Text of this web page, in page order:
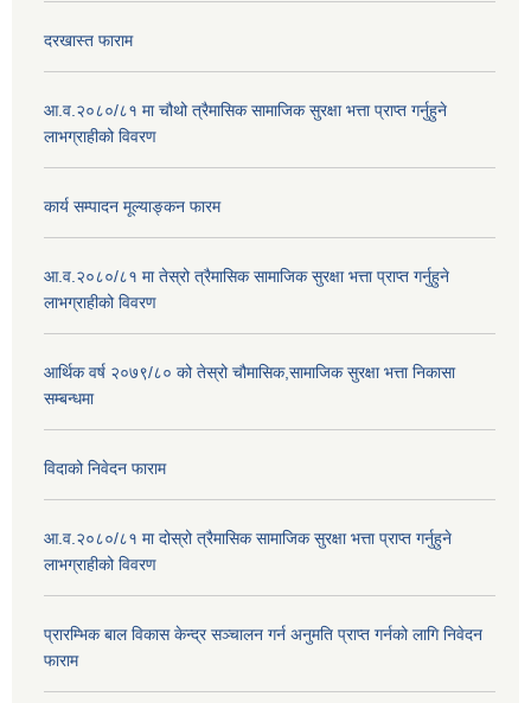
दरखास्त फाराम
आ.व.२०८०/८१ मा चौथो त्रैमासिक सामाजिक सुरक्षा भत्ता प्राप्त गर्नुहुने
लाभग्राहीको विवरण
कार्य सम्पादन मूल्याङ्कन फारम
आ.व.२०८०/८१ मा तेस्रो त्रैमासिक सामाजिक सुरक्षा भत्ता प्राप्त गर्नुहुने
लाभग्राहीको विवरण
आर्थिक वर्ष २०७९/८० को तेस्रो चौमासिक,सामाजिक सुरक्षा भत्ता निकासा
सम्बन्धमा
विदाको निवेदन फाराम
आ.व.२०८०/८१ मा दोस्रो त्रैमासिक सामाजिक सुरक्षा भत्ता प्राप्त गर्नुहुने
लाभग्राहीको विवरण
प्रारम्भिक बाल विकास केन्द्र सञ्चालन गर्न अनुमति प्राप्त गर्नको लागि निवेदन
फाराम